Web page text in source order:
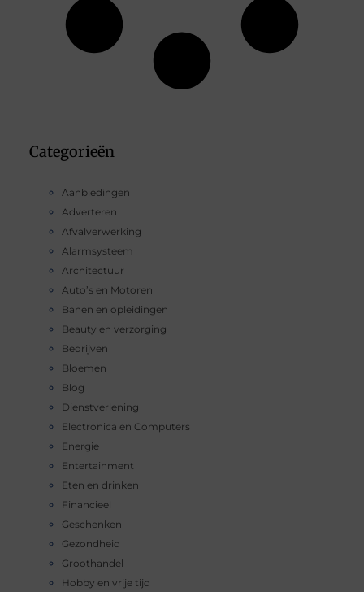
Categorieën
Aanbiedingen
Adverteren
Afvalverwerking
Alarmsysteem
Architectuur
Auto’s en Motoren
Banen en opleidingen
Beauty en verzorging
Bedrijven
Bloemen
Blog
Dienstverlening
Electronica en Computers
Energie
Entertainment
Eten en drinken
Financieel
Geschenken
Gezondheid
Groothandel
Hobby en vrije tijd